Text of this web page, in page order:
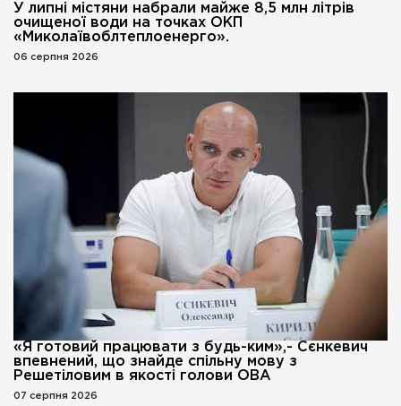
У липні містяни набрали майже 8,5 млн літрів
очищеної води на точках ОКП
«Миколаївоблтеплоенерго».
06 серпня 2026
«Я готовий працювати з будь-ким»,- Сєнкевич
впевнений, що знайде спільну мову з
Решетіловим в якості голови ОВА
07 серпня 2026